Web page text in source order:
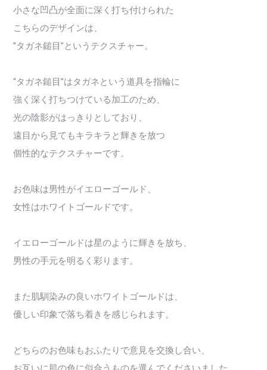
小さな凹凸が全面に深く打ち付けられた
こちらのデザインは、
”タガネ鎚目”というテクスチャー。
“タガネ鎚目”はタガネという道具を指輪に
強く深く打ちつけている加工のため、
光の陰影がはっきりとしており、
遠目から見てもキラキラと輝きを放つ
個性的なテクスチャーです。
お色味は男性がイエローゴールド、
女性はホワイトゴールドです。
イエローゴールドは星のように輝きを放ち、
男性の手元を明るく彩ります。
また肌馴染みの良いホワイトゴールドは、
優しい印象で落ち着きを感じられます。
どちらのお色味もおふたりで意見を交換し合い、